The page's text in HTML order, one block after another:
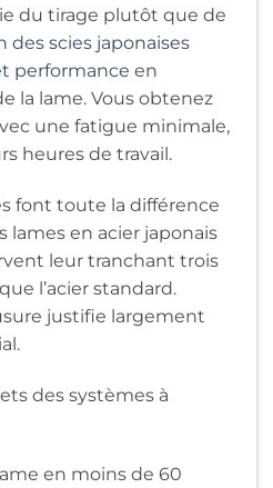
du tirage plutôt que de
des scies japonaises
performance en
la lame. Vous obtenez
une fatigue minimale,
heures de travail.
font toute la différence
lames en acier japonais
leur tranchant trois
l’acier standard.
justifie largement
des systèmes à
en moins de 60